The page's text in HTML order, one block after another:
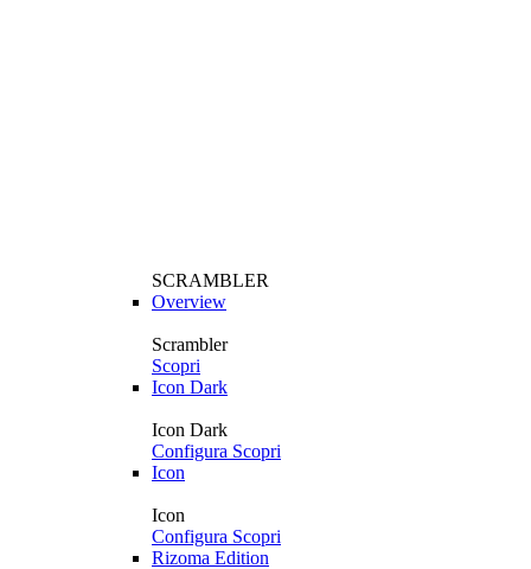
SCRAMBLER
Overview
Scrambler
Scopri
Icon Dark
Icon Dark
Configura Scopri
Icon
Icon
Configura Scopri
Rizoma Edition